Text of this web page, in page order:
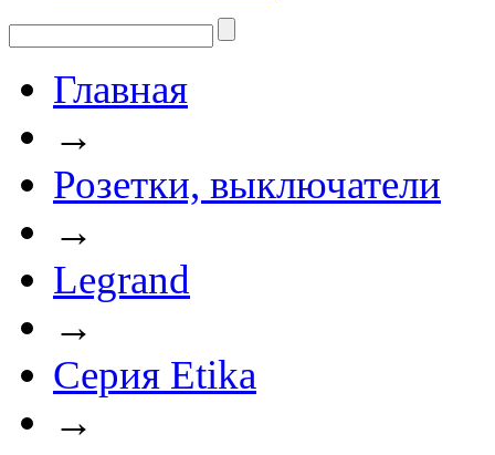
Главная
→
Розетки, выключатели
→
Legrand
→
Серия Etika
→